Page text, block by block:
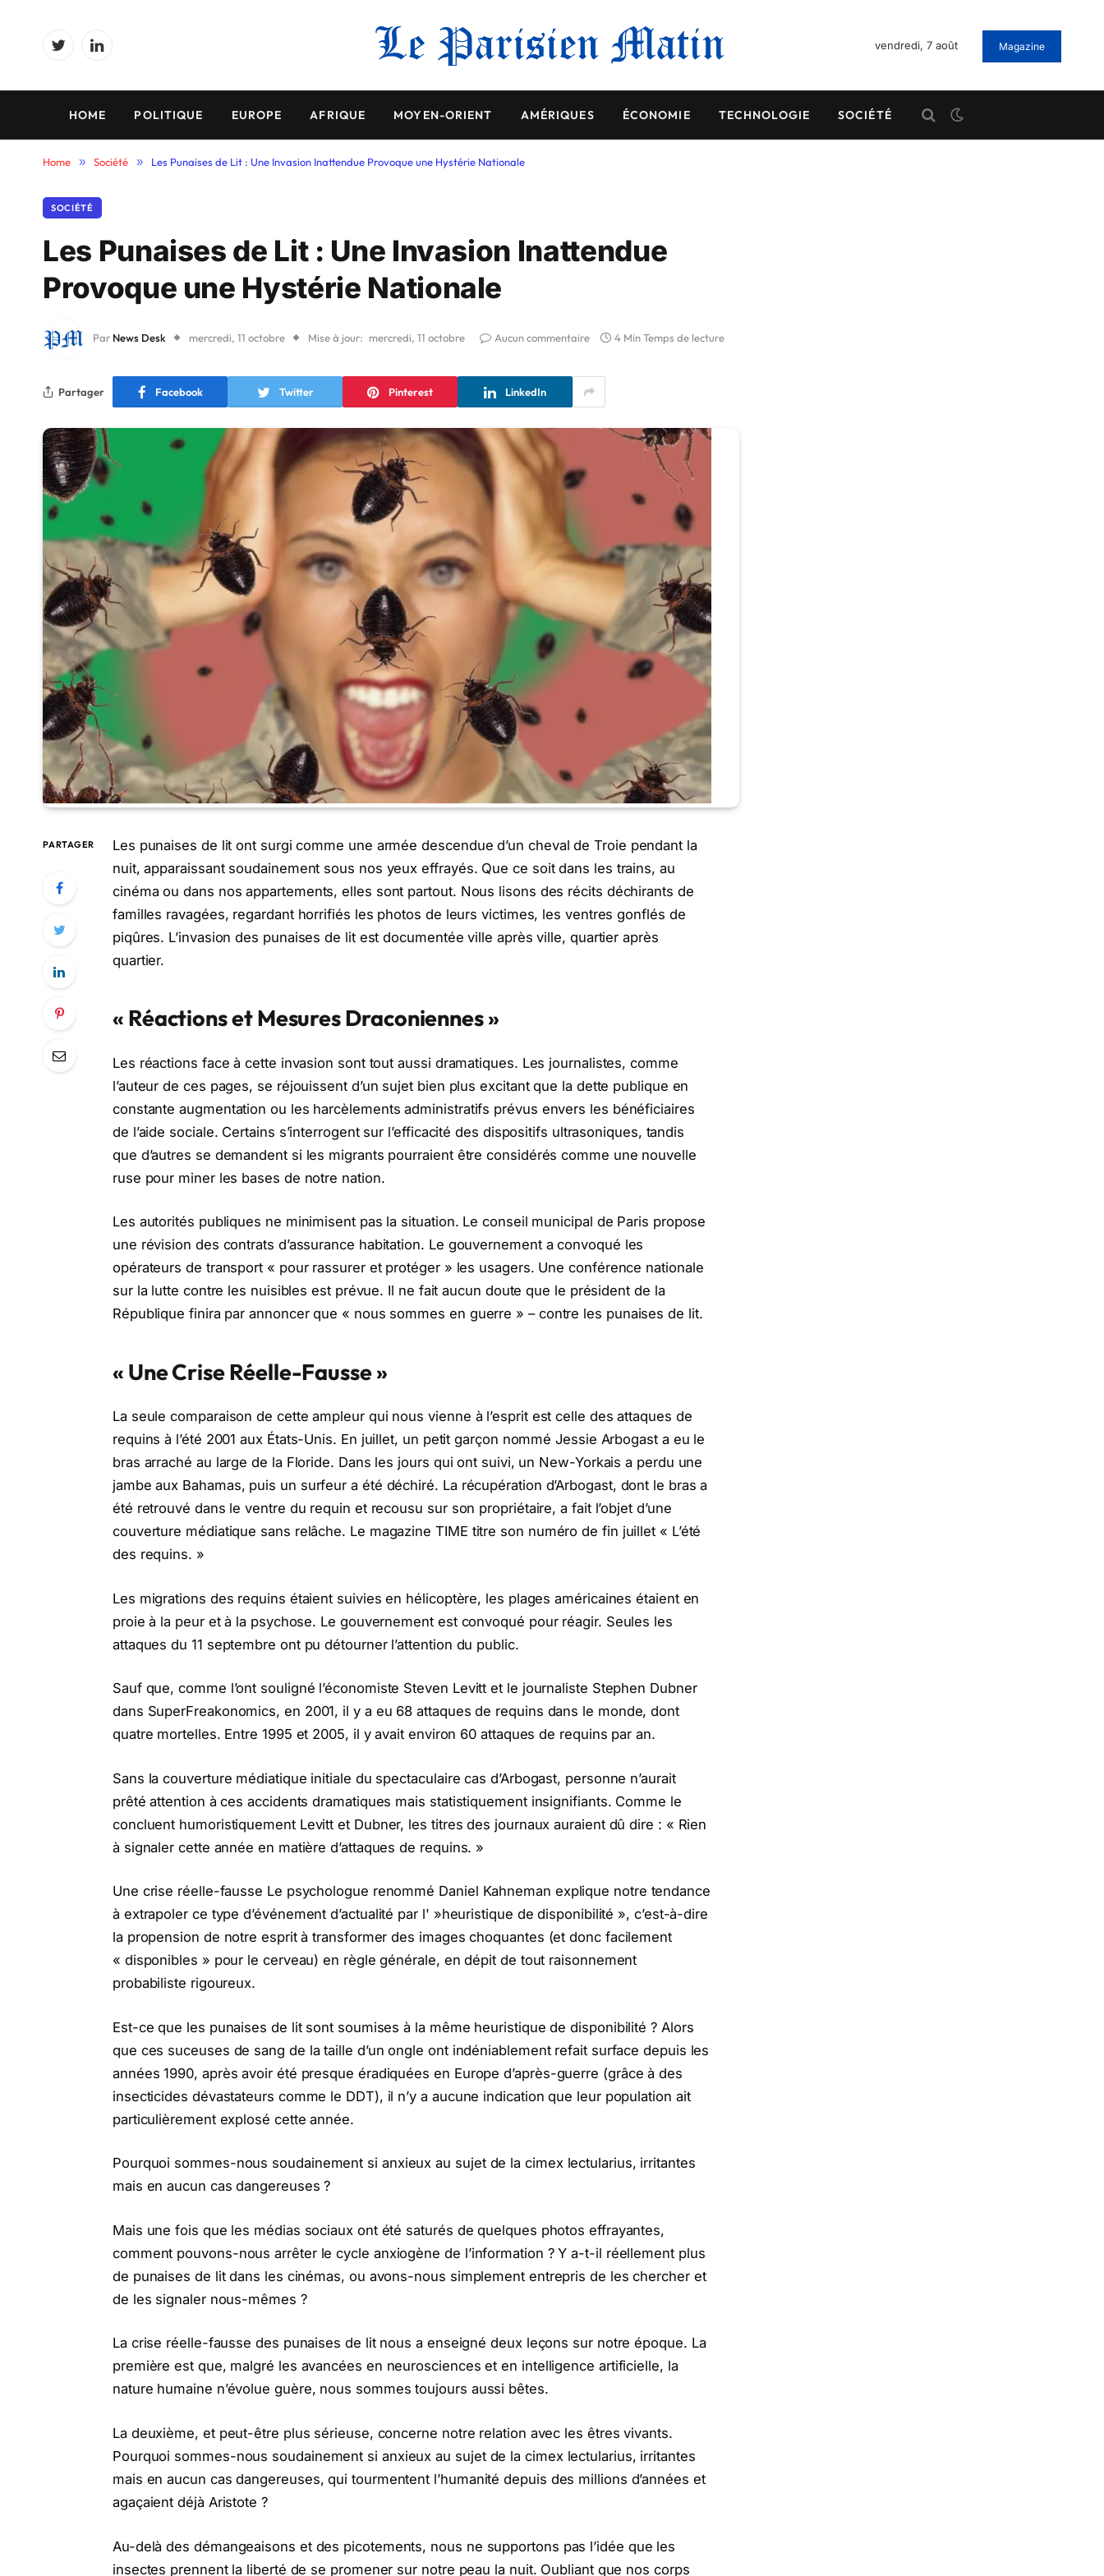
TwitterLinkedIn
vendredi, 7 août Magazine
HOME POLITIQUE EUROPE AFRIQUE MOYEN-ORIENT AMÉRIQUES ÉCONOMIE TECHNOLOGIE SOCIÉTÉ
Home » Société » Les Punaises de Lit : Une Invasion Inattendue Provoque une Hystérie Nationale
SOCIÉTÉ
Les Punaises de Lit : Une Invasion Inattendue
Provoque une Hystérie Nationale
Par News Desk mercredi, 11 octobre Mise à jour: mercredi, 11 octobre Aucun commentaire 4 Min Temps de lecture
Partager Facebook Twitter Pinterest LinkedIn
PARTAGER
Les punaises de lit ont surgi comme une armée descendue d’un cheval de Troie pendant la
nuit, apparaissant soudainement sous nos yeux effrayés. Que ce soit dans les trains, au
cinéma ou dans nos appartements, elles sont partout. Nous lisons des récits déchirants de
familles ravagées, regardant horrifiés les photos de leurs victimes, les ventres gonflés de
piqûres. L’invasion des punaises de lit est documentée ville après ville, quartier après
quartier.
« Réactions et Mesures Draconiennes »
Les réactions face à cette invasion sont tout aussi dramatiques. Les journalistes, comme
l’auteur de ces pages, se réjouissent d’un sujet bien plus excitant que la dette publique en
constante augmentation ou les harcèlements administratifs prévus envers les bénéficiaires
de l’aide sociale. Certains s’interrogent sur l’efficacité des dispositifs ultrasoniques, tandis
que d’autres se demandent si les migrants pourraient être considérés comme une nouvelle
ruse pour miner les bases de notre nation.
Les autorités publiques ne minimisent pas la situation. Le conseil municipal de Paris propose
une révision des contrats d’assurance habitation. Le gouvernement a convoqué les
opérateurs de transport « pour rassurer et protéger » les usagers. Une conférence nationale
sur la lutte contre les nuisibles est prévue. Il ne fait aucun doute que le président de la
République finira par annoncer que « nous sommes en guerre » – contre les punaises de lit.
« Une Crise Réelle-Fausse »
La seule comparaison de cette ampleur qui nous vienne à l’esprit est celle des attaques de
requins à l’été 2001 aux États-Unis. En juillet, un petit garçon nommé Jessie Arbogast a eu le
bras arraché au large de la Floride. Dans les jours qui ont suivi, un New-Yorkais a perdu une
jambe aux Bahamas, puis un surfeur a été déchiré. La récupération d’Arbogast, dont le bras a
été retrouvé dans le ventre du requin et recousu sur son propriétaire, a fait l’objet d’une
couverture médiatique sans relâche. Le magazine TIME titre son numéro de fin juillet « L’été
des requins. »
Les migrations des requins étaient suivies en hélicoptère, les plages américaines étaient en
proie à la peur et à la psychose. Le gouvernement est convoqué pour réagir. Seules les
attaques du 11 septembre ont pu détourner l’attention du public.
Sauf que, comme l’ont souligné l’économiste Steven Levitt et le journaliste Stephen Dubner
dans SuperFreakonomics, en 2001, il y a eu 68 attaques de requins dans le monde, dont
quatre mortelles. Entre 1995 et 2005, il y avait environ 60 attaques de requins par an.
Sans la couverture médiatique initiale du spectaculaire cas d’Arbogast, personne n’aurait
prêté attention à ces accidents dramatiques mais statistiquement insignifiants. Comme le
concluent humoristiquement Levitt et Dubner, les titres des journaux auraient dû dire : « Rien
à signaler cette année en matière d’attaques de requins. »
Une crise réelle-fausse Le psychologue renommé Daniel Kahneman explique notre tendance
à extrapoler ce type d’événement d’actualité par l' »heuristique de disponibilité », c’est-à-dire
la propension de notre esprit à transformer des images choquantes (et donc facilement
« disponibles » pour le cerveau) en règle générale, en dépit de tout raisonnement
probabiliste rigoureux.
Est-ce que les punaises de lit sont soumises à la même heuristique de disponibilité ? Alors
que ces suceuses de sang de la taille d’un ongle ont indéniablement refait surface depuis les
années 1990, après avoir été presque éradiquées en Europe d’après-guerre (grâce à des
insecticides dévastateurs comme le DDT), il n’y a aucune indication que leur population ait
particulièrement explosé cette année.
Pourquoi sommes-nous soudainement si anxieux au sujet de la cimex lectularius, irritantes
mais en aucun cas dangereuses ?
Mais une fois que les médias sociaux ont été saturés de quelques photos effrayantes,
comment pouvons-nous arrêter le cycle anxiogène de l’information ? Y a-t-il réellement plus
de punaises de lit dans les cinémas, ou avons-nous simplement entrepris de les chercher et
de les signaler nous-mêmes ?
La crise réelle-fausse des punaises de lit nous a enseigné deux leçons sur notre époque. La
première est que, malgré les avancées en neurosciences et en intelligence artificielle, la
nature humaine n’évolue guère, nous sommes toujours aussi bêtes.
La deuxième, et peut-être plus sérieuse, concerne notre relation avec les êtres vivants.
Pourquoi sommes-nous soudainement si anxieux au sujet de la cimex lectularius, irritantes
mais en aucun cas dangereuses, qui tourmentent l’humanité depuis des millions d’années et
agaçaient déjà Aristote ?
Au-delà des démangeaisons et des picotements, nous ne supportons pas l’idée que les
insectes prennent la liberté de se promener sur notre peau la nuit. Oubliant que nos corps